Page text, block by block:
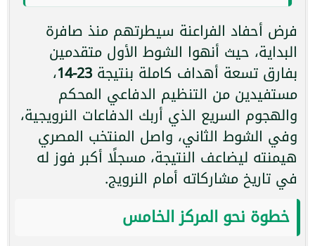
فرض أحفاد الفراعنة سيطرتهم منذ صافرة
البداية، حيث أنهوا الشوط الأول متقدمين
بفارق تسعة أهداف كاملة بنتيجة 23-14 ،
مستفيدين من التنظيم الدفاعي المحكم
والهجوم السريع الذي أربك الدفاعات النرويجية،
وفي الشوط الثاني، واصل المنتخب المصري
هيمنته ليضاعف النتيجة، مسجلًا أكبر فوز له
في تاريخ مشاركاته أمام النرويج.
خطوة نحو المركز الخامس